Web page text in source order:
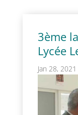
3ème
Lycée
Jan 28, 2021